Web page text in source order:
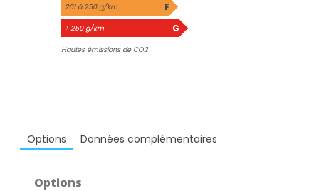
Options Données complémentaires
Options
201 à 250 g/km F
> 250 g/km G
Hautes émissions de CO2